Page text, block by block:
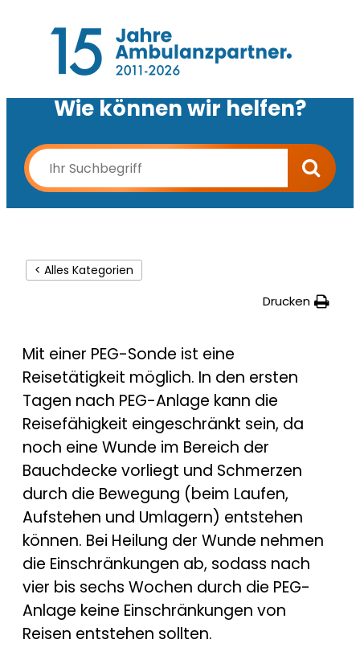
Wie können wir helfen?
< Alles Kategorien
Drucken
Mit einer PEG-Sonde ist eine
Reisetätigkeit möglich. In den ersten
Tagen nach PEG-Anlage kann die
Reisefähigkeit eingeschränkt sein, da
noch eine Wunde im Bereich der
Bauchdecke vorliegt und Schmerzen
durch die Bewegung (beim Laufen,
Aufstehen und Umlagern) entstehen
können. Bei Heilung der Wunde nehmen
die Einschränkungen ab, sodass nach
vier bis sechs Wochen durch die PEG-
Anlage keine Einschränkungen von
Reisen entstehen sollten.